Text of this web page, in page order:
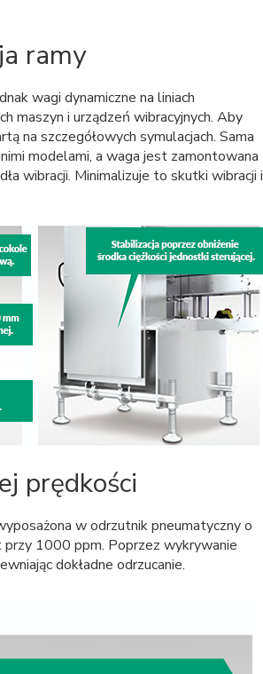
ramy
wagi dynamiczne na liniach
maszyn i urządzeń wibracyjnych. Aby
na szczegółowych symulacjach. Sama
modelami, a waga jest zamontowana
wibracji. Minimalizuje to skutki wibracji i
prędkości
w odrzutnik pneumatyczny o
przy 1000 ppm. Poprzez wykrywanie
dokładne odrzucanie.